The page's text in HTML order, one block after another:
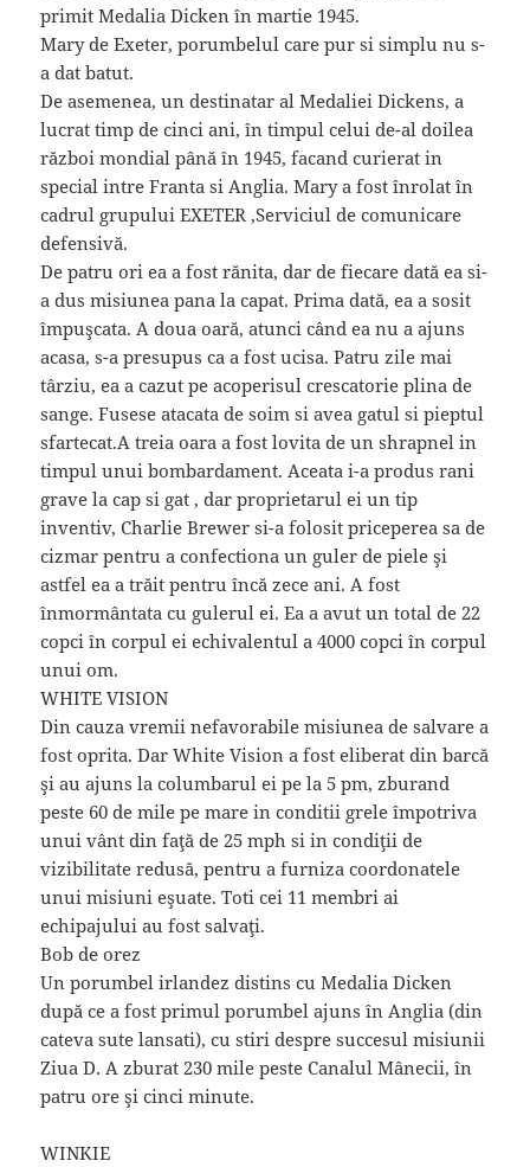
primit Medalia Dicken în martie 1945.
Mary de Exeter, porumbelul care pur si simplu nu s-
a dat batut.
De asemenea, un destinatar al Medaliei Dickens, a
lucrat timp de cinci ani, în timpul celui de-al doilea
război mondial până în 1945, facand curierat in
special intre Franta si Anglia. Mary a fost înrolat în
cadrul grupului EXETER ,Serviciul de comunicare
defensivă.
De patru ori ea a fost rănita, dar de fiecare dată ea si-
a dus misiunea pana la capat. Prima dată, ea a sosit
împuşcata. A doua oară, atunci când ea nu a ajuns
acasa, s-a presupus ca a fost ucisa. Patru zile mai
târziu, ea a cazut pe acoperisul crescatorie plina de
sange. Fusese atacata de soim si avea gatul si pieptul
sfartecat.A treia oara a fost lovita de un shrapnel in
timpul unui bombardament. Aceata i-a produs rani
grave la cap si gat , dar proprietarul ei un tip
inventiv, Charlie Brewer si-a folosit priceperea sa de
cizmar pentru a confectiona un guler de piele şi
astfel ea a trăit pentru încă zece ani. A fost
înmormântata cu gulerul ei. Ea a avut un total de 22
copci în corpul ei echivalentul a 4000 copci în corpul
unui om.
WHITE VISION
Din cauza vremii nefavorabile misiunea de salvare a
fost oprita. Dar White Vision a fost eliberat din barcă
şi au ajuns la columbarul ei pe la 5 pm, zburand
peste 60 de mile pe mare in conditii grele împotriva
unui vânt din faţă de 25 mph si in condiţii de
vizibilitate redusă, pentru a furniza coordonatele
unui misiuni eşuate. Toti cei 11 membri ai
echipajului au fost salvaţi.
Bob de orez
Un porumbel irlandez distins cu Medalia Dicken
după ce a fost primul porumbel ajuns în Anglia (din
cateva sute lansati), cu stiri despre succesul misiunii
Ziua D. A zburat 230 mile peste Canalul Mânecii, în
patru ore şi cinci minute.
WINKIE